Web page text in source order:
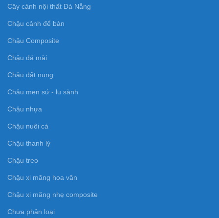
Cây cảnh nội thất Đà Nẵng
Chậu cảnh để bàn
Chậu Composite
Chậu đá mài
Chậu đất nung
Chậu men sứ - lu sành
Chậu nhựa
Chậu nuôi cá
Chậu thanh lý
Chậu treo
Chậu xi măng hoa văn
Chậu xi măng nhẹ composite
Chưa phân loại